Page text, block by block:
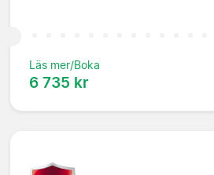
Läs mer/Boka
6 735 kr